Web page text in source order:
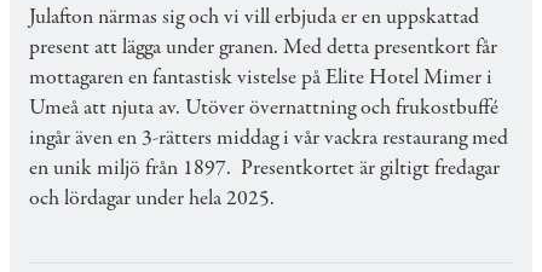
Julafton närmas sig och vi vill erbjuda er en uppskattad
present att lägga under granen. Med detta presentkort får
mottagaren en fantastisk vistelse på Elite Hotel Mimer i
Umeå att njuta av. Utöver övernattning och frukostbuffé
ingår även en 3-rätters middag i vår vackra restaurang med
en unik miljö från 1897. Presentkortet är giltigt fredagar
och lördagar under hela 2025.